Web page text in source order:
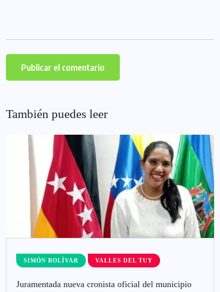
También puedes leer
SIMÓN BOLÍVAR VALLES DEL TUY
Juramentada nueva cronista oficial del municipio